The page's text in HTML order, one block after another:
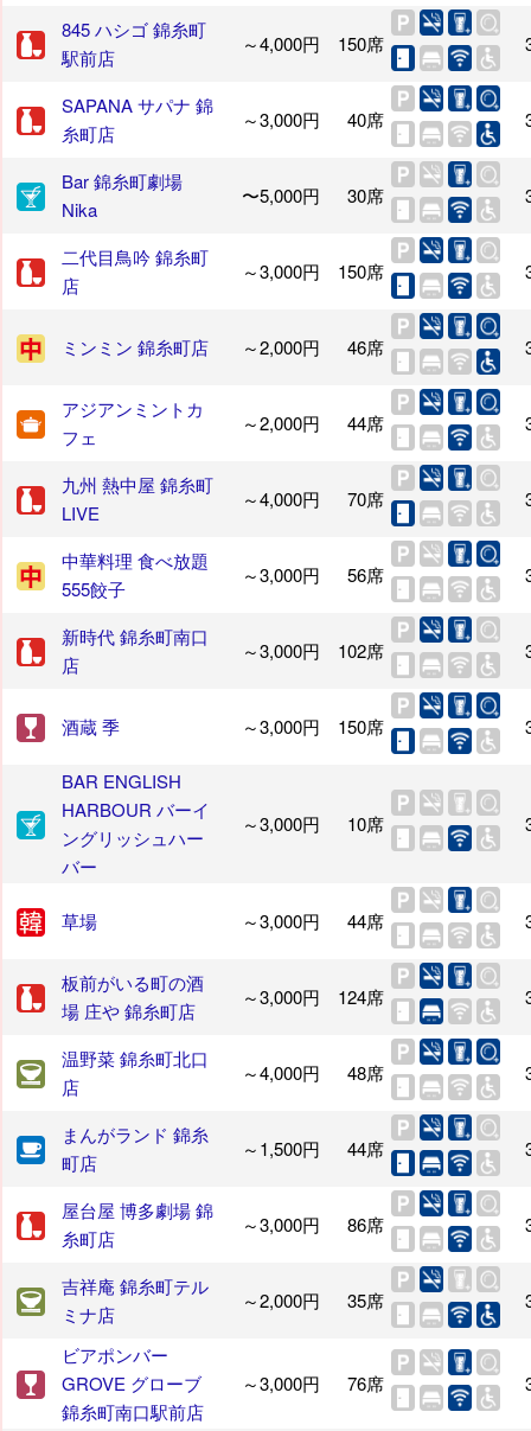
845 ハシゴ 錦糸町
駅前店
～4,000円 150席
SAPANA サパナ 錦
糸町店
～3,000円 40席
Bar 錦糸町劇場
Nika
〜5,000円 30席
二代目鳥吟 錦糸町
店
～3,000円 150席
ミンミン 錦糸町店 ～2,000円 46席
アジアンミントカ
フェ
～2,000円 44席
九州 熱中屋 錦糸町
LIVE
～4,000円 70席
中華料理 食べ放題
555餃子
～3,000円 56席
新時代 錦糸町南口
店
～3,000円 102席
酒蔵 季 ～3,000円 150席
BAR ENGLISH
HARBOUR バーイ
ングリッシュハー
バー
～3,000円 10席
草場 ～3,000円 44席
板前がいる町の酒
場 庄や 錦糸町店
～3,000円 124席
温野菜 錦糸町北口
店
～4,000円 48席
まんがランド 錦糸
町店
～1,500円 44席
屋台屋 博多劇場 錦
糸町店
～3,000円 86席
吉祥庵 錦糸町テル
ミナ店
～2,000円 35席
ビアポンバー
GROVE グローブ
錦糸町南口駅前店
～3,000円 76席